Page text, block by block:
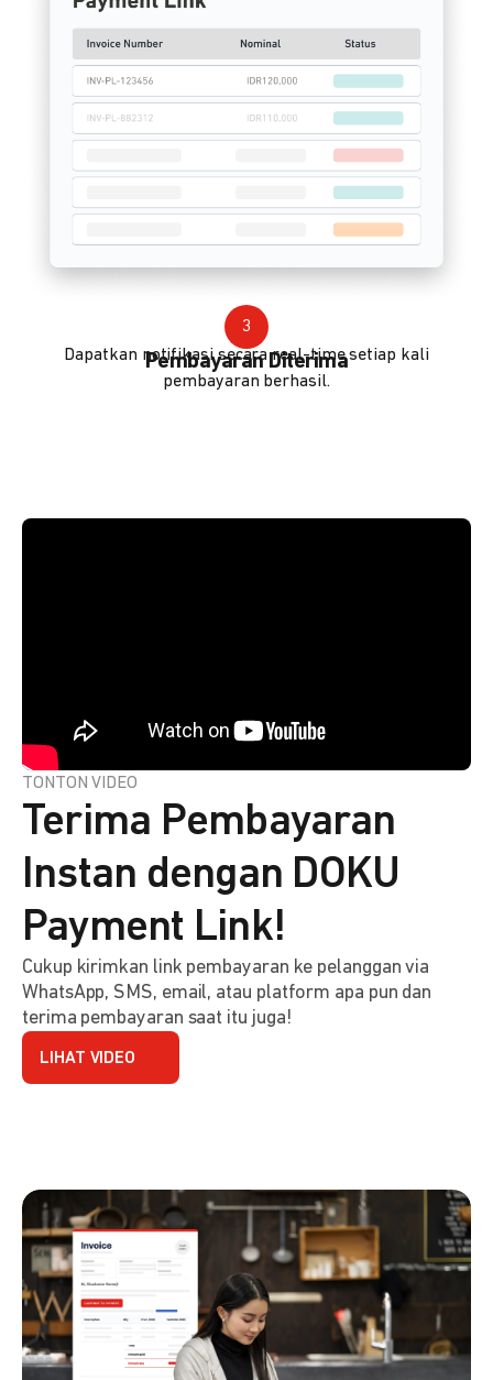
3
Pembayaran Diterima
Dapatkan notifikasi secara real-time setiap kali
pembayaran berhasil.
TONTON VIDEO
Terima Pembayaran
Instan dengan DOKU
Payment Link!
Cukup kirimkan link pembayaran ke pelanggan via
WhatsApp, SMS, email, atau platform apa pun dan
terima pembayaran saat itu juga!
LIHAT VIDEO